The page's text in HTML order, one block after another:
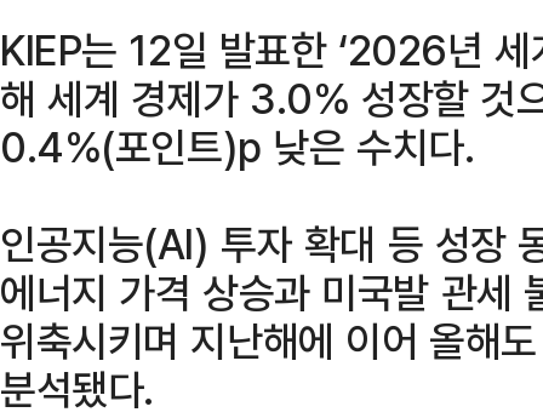
KIEP는 12일 발표한 ‘2026년 세
해 세계 경제가 3.0% 성장할 것
0.4%(포인트)p 낮은 수치다.
인공지능(AI) 투자 확대 등 성장
에너지 가격 상승과 미국발 관세
위축시키며 지난해에 이어 올해
분석됐다.